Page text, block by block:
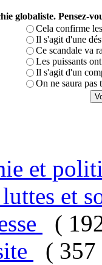
globaliste. Pensez-
Cela confirme
Il s'agit d'une
Ce scandale va
Les puissants
Il s'agit d'un
On ne saura pas
et
et
(
( 357